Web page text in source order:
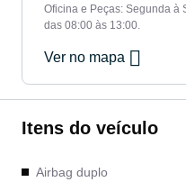
Oficina e Peças: Segunda à
das 08:00 às 13:00.
Ver no mapa
Itens do veículo
Airbag duplo